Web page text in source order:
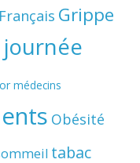
Français Grippe
journée
médecins
Obésité
tabac